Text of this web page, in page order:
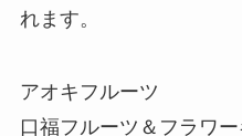
れます。
アオキフルーツ
口福フルーツ＆フラワー